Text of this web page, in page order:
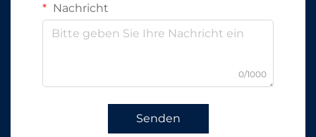
Nachricht
0/1000
Senden